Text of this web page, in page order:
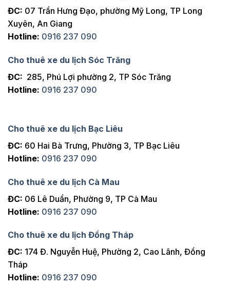
ĐC: 07 Trần Hưng Đạo, phường Mỹ Long, TP Long
Xuyên, An Giang
Hotline: 0916 237 090
Cho thuê xe du lịch Sóc Trăng
ĐC: 285, Phú Lợi phường 2, TP Sóc Trăng
Hotline: 0916 237 090
Cho thuê xe du lịch Bạc Liêu
ĐC: 60 Hai Bà Trưng, Phường 3, TP Bạc Liêu
Hotline: 0916 237 090
Cho thuê xe du lịch Cà Mau
ĐC: 06 Lê Duẩn, Phường 9, TP Cà Mau
Hotline: 0916 237 090
Cho thuê xe du lịch Đồng Tháp
ĐC: 174 Đ. Nguyễn Huệ, Phường 2, Cao Lãnh, Đồng
Tháp
Hotline: 0916 237 090